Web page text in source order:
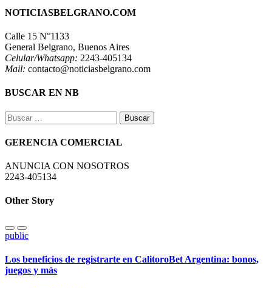
NOTICIASBELGRANO.COM
Calle 15 N°1133
General Belgrano, Buenos Aires
Celular/Whatsapp: 2243-405134
Mail: contacto@noticiasbelgrano.com
BUSCAR EN NB
Buscar:
GERENCIA COMERCIAL
ANUNCIA CON NOSOTROS
2243-405134
Other Story
public
Los beneficios de registrarte en CalitoroBet Argentina: bonos,
juegos y más